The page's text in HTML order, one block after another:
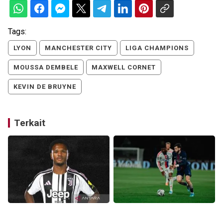
Tags:
LYON MANCHESTER CITY LIGA CHAMPIONS
MOUSSA DEMBELE MAXWELL CORNET
KEVIN DE BRUYNE
Terkait